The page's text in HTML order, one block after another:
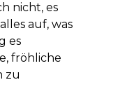
nicht, es
auf, was
es
fröhliche
zu